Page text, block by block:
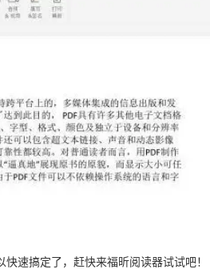
速搞定了，赶快来福昕阅读器试试吧！